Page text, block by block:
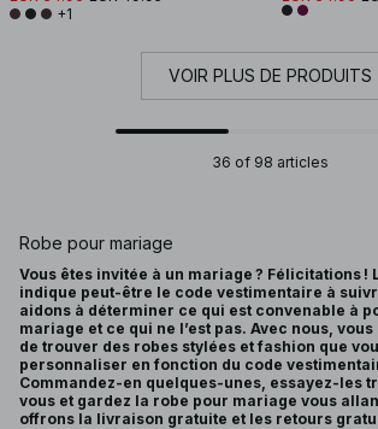
+1
VOIR PLUS DE PRODUITS
36 of 98 articles
Robe pour mariage
Vous êtes invitée à un mariage ? Félicitations !
indique peut-être le code vestimentaire à
aidons à déterminer ce qui est convenable à
mariage et ce qui ne l’est pas. Avec nous,
de trouver des robes stylées et fashion que
personnaliser en fonction du code
Commandez-en quelques-unes, essayez-les
vous et gardez la robe pour mariage vous
offrons la livraison gratuite et les retours